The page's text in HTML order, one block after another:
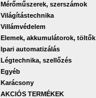
Mérőműszerek, szerszámok
Világítástechnika
Villámvédelem
Elemek, akkumulátorok, töltők
Ipari automatizálás
Légtechnika, szellőzés
Egyéb
Karácsony
AKCIÓS TERMÉKEK